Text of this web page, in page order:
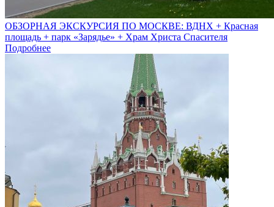
ОБЗОРНАЯ ЭКСКУРСИЯ ПО МОСКВЕ: ВДНХ + Красная
площадь + парк «Зарядье» + Храм Христа Спасителя
Подробнее